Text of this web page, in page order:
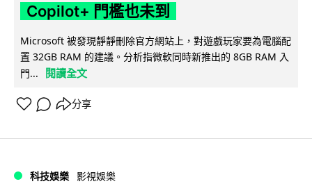
Copilot+ 門檻也未到
Microsoft 被發現靜靜刪除官方網站上，對遊戲玩家要為電腦配
置 32GB RAM 的建議。分析指微軟同時新推出的 8GB RAM 入
門...
閱讀全文
分享
科技娛樂 影視娛樂